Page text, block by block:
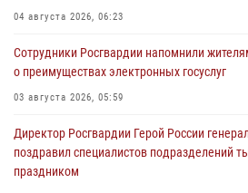
04 августа 2026, 06:23
Сотрудники Росгвардии напомнили
о преимуществах электронных госуслуг
03 августа 2026, 05:59
Директор Росгвардии Герой России
поздравил специалистов подразделений
праздником